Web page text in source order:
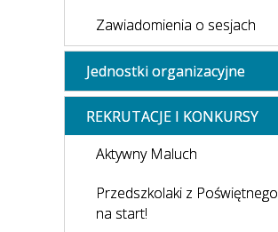
Zawiadomienia o sesjach
Jednostki organizacyjne
REKRUTACJE I KONKURSY
Aktywny Maluch
Przedszkolaki z Poświętnego
na start!